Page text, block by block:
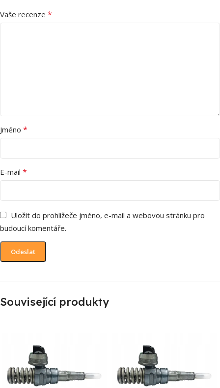
Vaše recenze *
Jméno *
E-mail *
Uložit do prohlížeče jméno, e-mail a webovou stránku pro
budoucí komentáře.
Související produkty